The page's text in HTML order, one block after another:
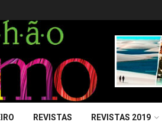
REVISTAS REVISTAS 2019